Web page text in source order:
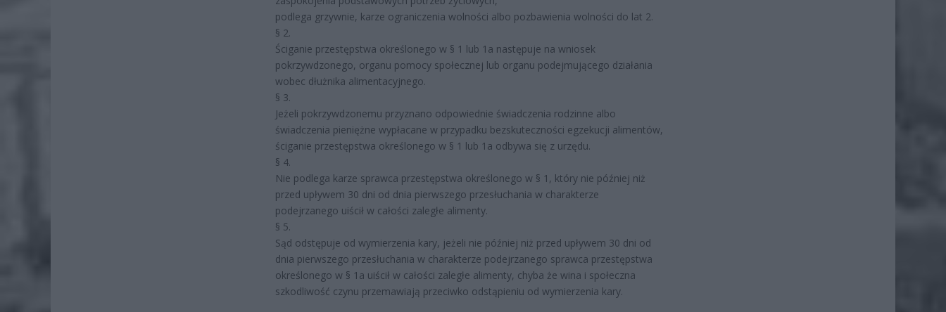
podlega grzywnie, karze ograniczenia wolności albo pozbawienia wolności do lat 2.
§ 2.
Ściganie przestępstwa określonego w § 1 lub 1a następuje na wniosek
pokrzywdzonego, organu pomocy społecznej lub organu podejmującego działania
wobec dłużnika alimentacyjnego.
§ 3.
Jeżeli pokrzywdzonemu przyznano odpowiednie świadczenia rodzinne albo
świadczenia pieniężne wypłacane w przypadku bezskuteczności egzekucji alimentów,
ściganie przestępstwa określonego w § 1 lub 1a odbywa się z urzędu.
§ 4.
Nie podlega karze sprawca przestępstwa określonego w § 1, który nie później niż
przed upływem 30 dni od dnia pierwszego przesłuchania w charakterze
podejrzanego uiścił w całości zaległe alimenty.
§ 5.
Sąd odstępuje od wymierzenia kary, jeżeli nie później niż przed upływem 30 dni od
dnia pierwszego przesłuchania w charakterze podejrzanego sprawca przestępstwa
określonego w § 1a uiścił w całości zaległe alimenty, chyba że wina i społeczna
szkodliwość czynu przemawiają przeciwko odstąpieniu od wymierzenia kary.